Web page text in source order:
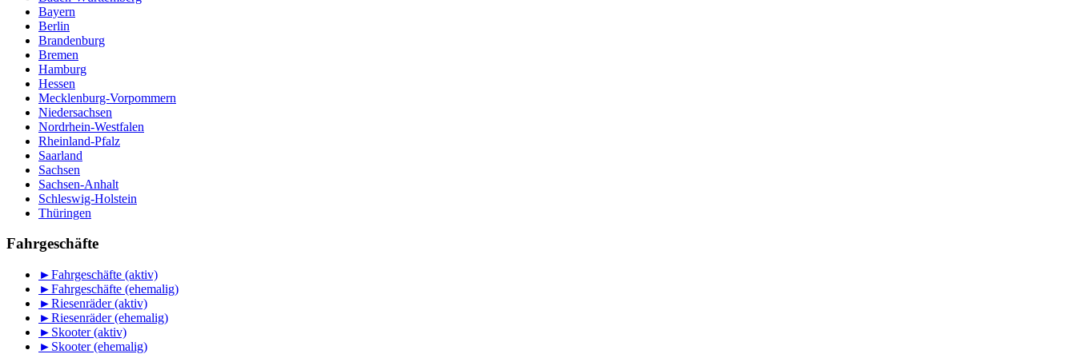
Bayern
Berlin
Brandenburg
Bremen
Hamburg
Hessen
Mecklenburg-Vorpommern
Niedersachsen
Nordrhein-Westfalen
Rheinland-Pfalz
Saarland
Sachsen
Sachsen-Anhalt
Schleswig-Holstein
Thüringen
Fahrgeschäfte
►Fahrgeschäfte (aktiv)
►Fahrgeschäfte (ehemalig)
►Riesenräder (aktiv)
►Riesenräder (ehemalig)
► Skooter (aktiv)
► Skooter (ehemalig)